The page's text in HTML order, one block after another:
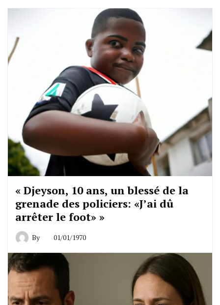
« Djeyson, 10 ans, un blessé de la
grenade des policiers: «J’ai dû
arrêter le foot» »
By 01/01/1970